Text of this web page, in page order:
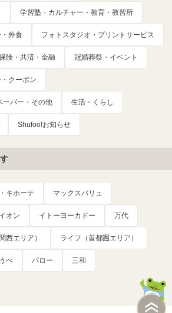
学習塾・カルチャー・教育・教習所
外食 フォトスタジオ・プリントサービス
険・共済・金融 冠婚葬祭・イベント
クーポン
ーパー・その他 生活・くらし
Shufoo!お知らせ
キホーテ マックスバリュ
イオン イトーヨーカドー 万代
西エリア） ライフ（首都圏エリア）
べ バロー 三和